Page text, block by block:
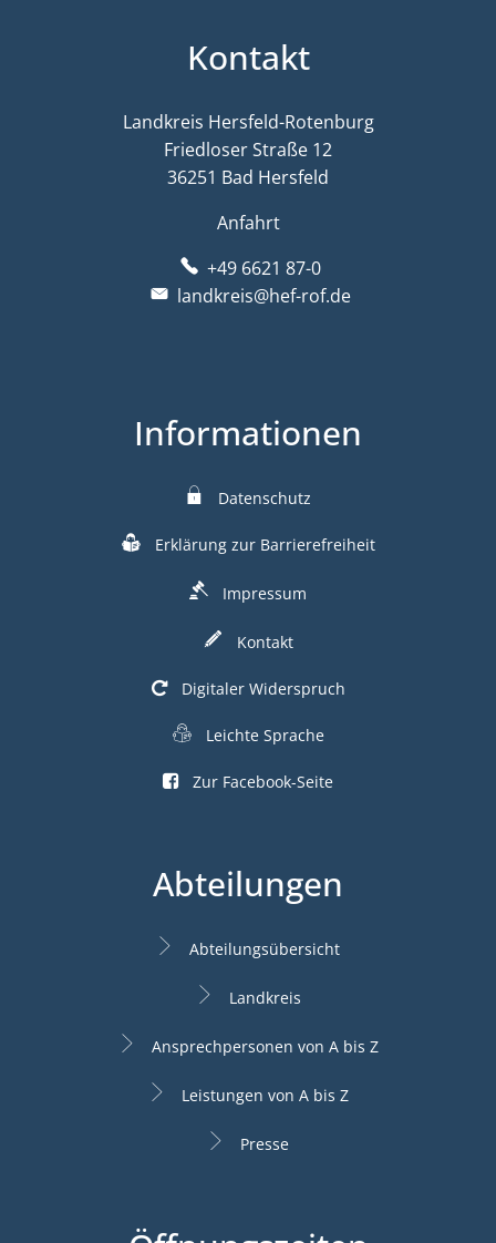
Kontakt
Landkreis Hersfeld-Rotenburg
Friedloser Straße 12
36251 Bad Hersfeld
Anfahrt
+49 6621 87-0
landkreis@hef-rof.de
Informationen
Datenschutz
Erklärung zur Barrierefreiheit
Impressum
Kontakt
Digitaler Widerspruch
Leichte Sprache
Zur Facebook-Seite
Abteilungen
Abteilungsübersicht
Landkreis
Ansprechpersonen von A bis Z
Leistungen von A bis Z
Presse